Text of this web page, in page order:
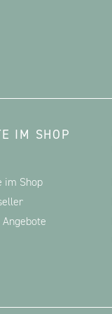
IM SHOP
im Shop